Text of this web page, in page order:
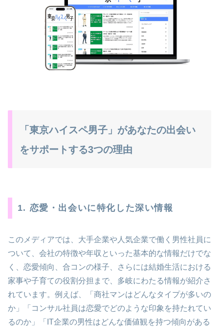
「東京ハイスペ男子」があなたの出会い
をサポートする3つの理由
1. 恋愛・出会いに特化した深い情報
このメディアでは、大手企業や人気企業で働く男性社員に
ついて、会社の特徴や年収といった基本的な情報だけでな
く、恋愛傾向、合コンの様子、さらには結婚生活における
家事や子育ての役割分担まで、多岐にわたる情報が紹介さ
れています。例えば、「商社マンはどんなタイプが多いの
か」「コンサル社員は恋愛でどのような印象を持たれてい
るのか」「IT企業の男性はどんな価値観を持つ傾向がある